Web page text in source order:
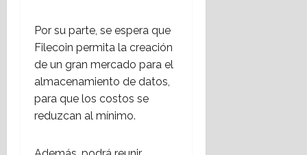
Por su parte, se espera que
Filecoin permita la creación
de un gran mercado para el
almacenamiento de datos,
para que los costos se
reduzcan al mínimo.